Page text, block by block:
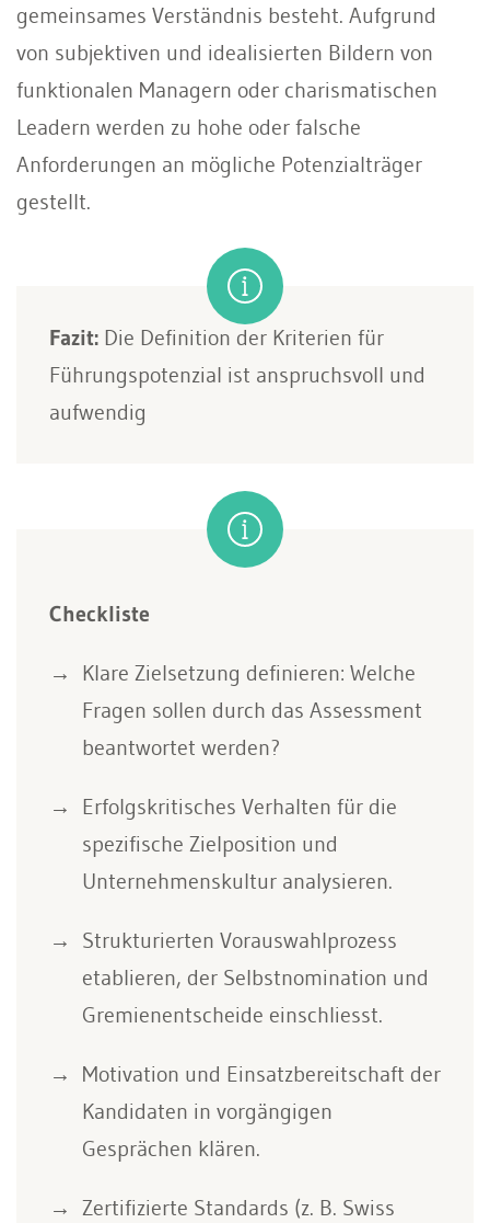
gemeinsames Verständ­nis besteht. Aufgrund
von subjektiven und idealisierten Bildern von
funktionalen Managern oder charismatischen
Leadern werden zu hohe oder falsche
Anforderungen an mögliche Potenzialträger
gestellt.
Fazit: Die Definition der Kriterien für
Führungspotenzial ist anspruchsvoll und
aufwendig
Checkliste
Klare Zielsetzung definieren: Welche
Fragen sollen durch das Assessment
beantwortet werden?
Erfolgskritisches Verhalten für die
spezifische Zielposition und
Unternehmenskultur analysieren.
Strukturierten Vorauswahlprozess
etablieren, der Selbstnomination und
Gremienentscheide einschliesst.
Motivation und Einsatzbereitschaft der
Kandidaten in vorgängigen
Gesprächen klären.
Zertifizierte Standards (z. B. Swiss